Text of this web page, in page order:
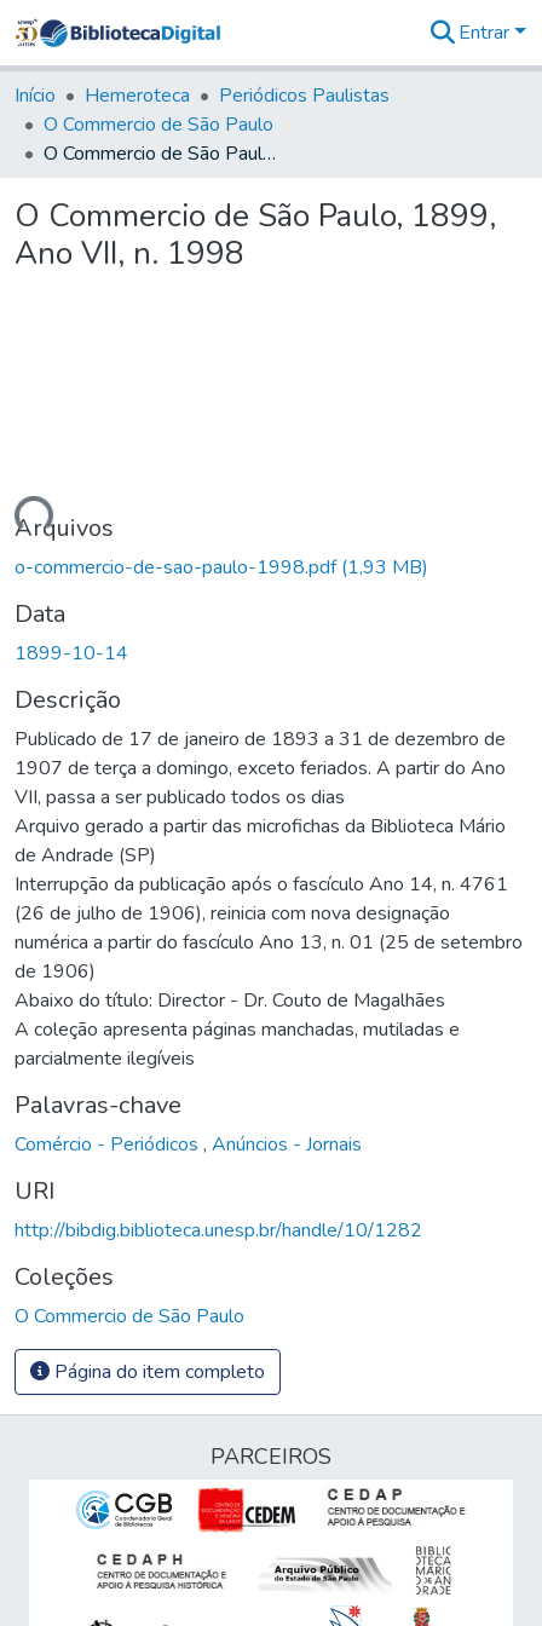
&
Coleções
Tudo na
Biblioteca
Estatísticas
Entrar
Início Hemeroteca
Periódicos Paulistas
O Commercio de São Paulo
O Commercio de São Paulo, 1899, Ano VII, n. 1998
O Commercio de São Paulo, 1899,
Ano VII, n. 1998
Arquivos
o-commercio-de-sao-paulo-1998.pdf(1,93 MB)
Data
1899-10-14
Descrição
Publicado de 17 de janeiro de 1893 a 31 de dezembro de
1907 de terça a domingo, exceto feriados. A partir do Ano
VII, passa a ser publicado todos os dias
Arquivo gerado a partir das microfichas da Biblioteca Mário
de Andrade (SP)
Interrupção da publicação após o fascículo Ano 14, n. 4761
(26 de julho de 1906), reinicia com nova designação
numérica a partir do fascículo Ano 13, n. 01 (25 de setembro
de 1906)
Abaixo do título: Director - Dr. Couto de Magalhães
A coleção apresenta páginas manchadas, mutiladas e
parcialmente ilegíveis
Palavras-chave
Comércio - Periódicos , Anúncios - Jornais
URI
http://bibdig.biblioteca.unesp.br/handle/10/1282
Coleções
O Commercio de São Paulo
Página do item completo
PARCEIROS